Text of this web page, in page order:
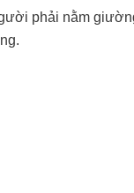
phải nằm